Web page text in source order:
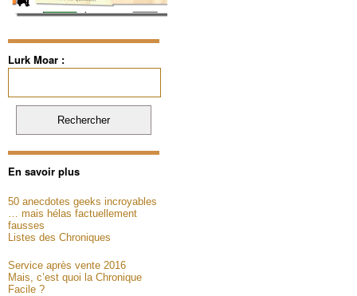
Lurk Moar :
En savoir plus
50 anecdotes geeks incroyables
… mais hélas factuellement
fausses
Listes des Chroniques
Service après vente 2016
Mais, c’est quoi la Chronique
Facile ?